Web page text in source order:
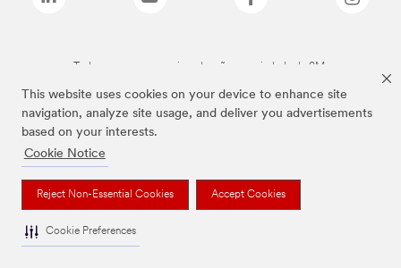
This website uses cookies on your device to enhance site
navigation, analyze site usage, and deliver you advertisements
based on your interests.
Cookie Notice
Reject Non-Essential Cookies Accept Cookies
Cookie Preferences
Todas as marcas mencionadas são propriedade da 3M.